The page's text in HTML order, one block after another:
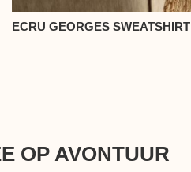
ECRU GEORGES SWEATSHIRT
OP AVONTUUR